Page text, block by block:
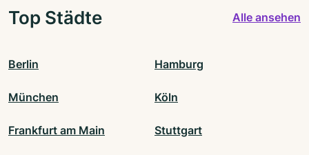
Top Städte Alle ansehen
Berlin Hamburg
München Köln
Frankfurt am Main Stuttgart